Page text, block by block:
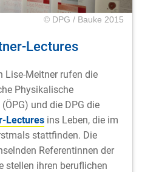
© DPG / Bauke 2015
Lectures
Lise-Meitner rufen die
Physikalische
und die DPG die
Lectures ins Leben, die im
stattfinden. Die
Referentinnen der
stellen ihren beruflichen